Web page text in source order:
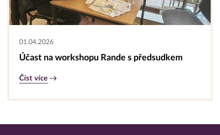
01.04.2026
Účast na workshopu Rande s předsudkem
Číst více